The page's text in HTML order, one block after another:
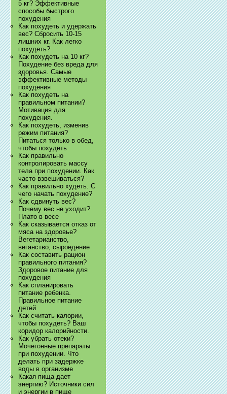
5 кг? Эффективные
способы быстрого
похудения
Как похудеть и удержать
вес? Сбросить 10-15
лишних кг. Как легко
похудеть?
Как похудеть на 10 кг?
Похудение без вреда для
здоровья. Самые
эффективные методы
похудения
Как похудеть на
правильном питании?
Мотивация для
похудения.
Как похудеть, изменив
режим питания?
Питаться только в обед,
чтобы похудеть
Как правильно
контролировать массу
тела при похудении. Как
часто взвешиваться?
Как правильно худеть. С
чего начать похудение?
Как сдвинуть вес?
Почему вес не уходит?
Плато в весе
Как сказывается отказ от
мяса на здоровье?
Вегетарианство,
веганство, сыроедение
Как составить рацион
правильного питания?
Здоровое питание для
похудения
Как спланировать
питание ребенка.
Правильное питание
детей
Как считать калории,
чтобы похудеть? Ваш
коридор калорийности.
Как убрать отеки?
Мочегонные препараты
при похудении. Что
делать при задержке
воды в организме
Какая пища дает
энергию? Источники сил
и энергии в пище